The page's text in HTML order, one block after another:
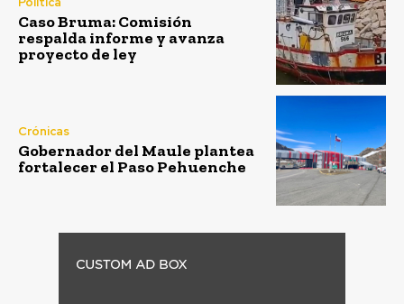
Caso Bruma: Comisión
respalda informe y avanza
proyecto de ley
Crónicas
Gobernador del Maule plantea
fortalecer el Paso Pehuenche